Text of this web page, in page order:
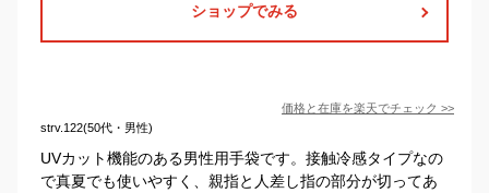
ショップでみる
価格と在庫を楽天でチェック >>
strv.122(50代・男性)
UVカット機能のある男性用手袋です。接触冷感タイプなの
で真夏でも使いやすく、親指と人差し指の部分が切ってあ